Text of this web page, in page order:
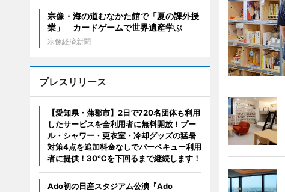
宗像・海の道むなかた館で「夏の課外授
業」 カードゲームで世界遺産学ぶ
宗像経済新聞
プレスリリース
【愛知県・蒲郡市】2日で720名団体も利用
したサービスを全利用者に無料開放！プー
ル・シャワー・更衣室・冷却グッズの猛暑
対策4点を追加料金なしでバーベキュー利用
者に提供！30℃を下回るまで継続します！
Ado初の日産スタジアム公演『Ado